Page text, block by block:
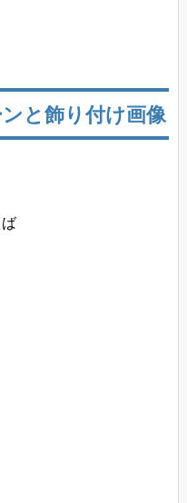
と飾り付け画像